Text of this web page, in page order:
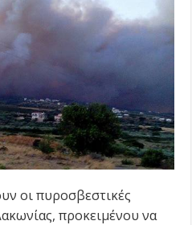
οι πυροσβεστικές
προκειμένου να